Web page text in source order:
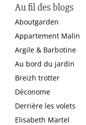
Au fil des blogs
Aboutgarden
Appartement Malin
Argile & Barbotine
Au bord du jardin
Breizh trotter
Déconome
Derrière les volets
Elisabeth Martel